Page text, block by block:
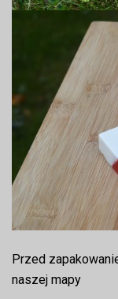
Przed
naszej mapy